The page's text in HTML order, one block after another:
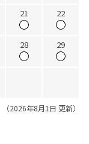
21 22
28 29
（2026年8月1日 更新）